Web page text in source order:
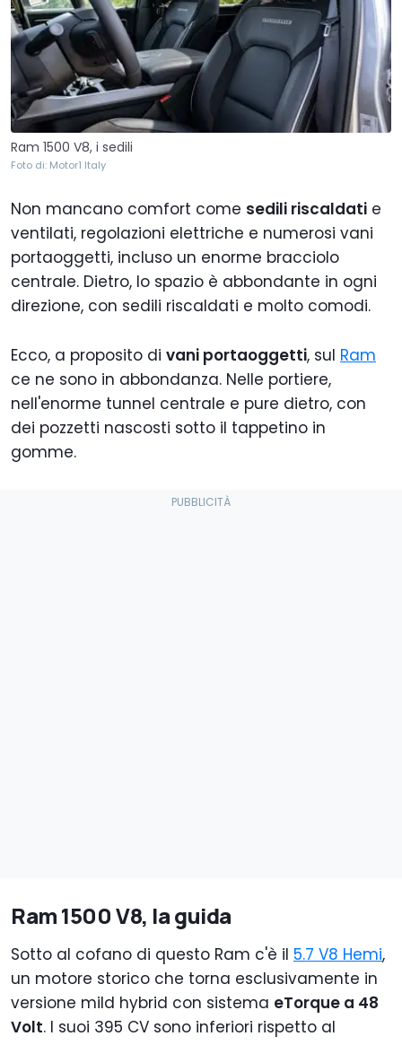
Ram 1500 V8, i sedili
Foto di: Motor1 Italy
Non mancano comfort come sedili riscaldati e
ventilati, regolazioni elettriche e numerosi vani
portaoggetti, incluso un enorme bracciolo
centrale. Dietro, lo spazio è abbondante in ogni
direzione, con sedili riscaldati e molto comodi.
Ecco, a proposito di vani portaoggetti, sul Ram
ce ne sono in abbondanza. Nelle portiere,
nell'enorme tunnel centrale e pure dietro, con
dei pozzetti nascosti sotto il tappetino in
gomme.
Ram 1500 V8, la guida
Sotto al cofano di questo Ram c'è il 5.7 V8 Hemi,
un motore storico che torna esclusivamente in
versione mild hybrid con sistema eTorque a 48
Volt. I suoi 395 CV sono inferiori rispetto al